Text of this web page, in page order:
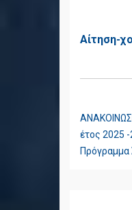
Αίτηση-
έτος 2025
Πρόγραμμα